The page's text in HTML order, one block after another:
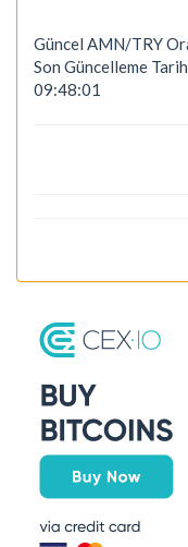
Güncel AMN/TRY
Son Güncelleme
09:48:01